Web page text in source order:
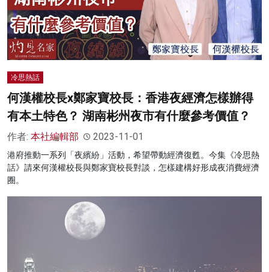
冷思熱話
何漢權校長x鄭家寶校長：香港夜經濟怎樣辦得
有本土特色？ 湖南彬州夜市有什麼參考價值？
作者: 本社編輯部 2023-11-01
港府推動一系列「夜繽紛」活動，希望帶動經濟復甦。今集《冷思熱
話》請來何漢權校長與鄭家寶校長對談，怎樣建構好形成夜消費經濟
圈。